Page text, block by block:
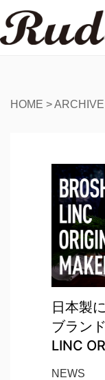
HOME >ARCHIVE
日本製
ブラン
LINC
NEWS